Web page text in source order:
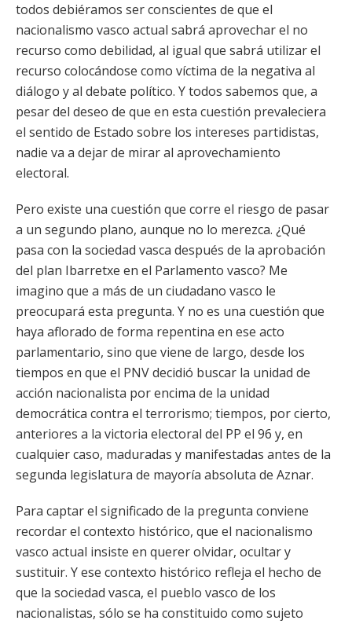
todos debiéramos ser conscientes de que el
nacionalismo vasco actual sabrá aprovechar el no
recurso como debilidad, al igual que sabrá utilizar el
recurso colocándose como víctima de la negativa al
diálogo y al debate político. Y todos sabemos que, a
pesar del deseo de que en esta cuestión prevaleciera
el sentido de Estado sobre los intereses partidistas,
nadie va a dejar de mirar al aprovechamiento
electoral.
Pero existe una cuestión que corre el riesgo de pasar
a un segundo plano, aunque no lo merezca. ¿Qué
pasa con la sociedad vasca después de la aprobación
del plan Ibarretxe en el Parlamento vasco? Me
imagino que a más de un ciudadano vasco le
preocupará esta pregunta. Y no es una cuestión que
haya aflorado de forma repentina en ese acto
parlamentario, sino que viene de largo, desde los
tiempos en que el PNV decidió buscar la unidad de
acción nacionalista por encima de la unidad
democrática contra el terrorismo; tiempos, por cierto,
anteriores a la victoria electoral del PP el 96 y, en
cualquier caso, maduradas y manifestadas antes de la
segunda legislatura de mayoría absoluta de Aznar.
Para captar el significado de la pregunta conviene
recordar el contexto histórico, que el nacionalismo
vasco actual insiste en querer olvidar, ocultar y
sustituir. Y ese contexto histórico refleja el hecho de
que la sociedad vasca, el pueblo vasco de los
nacionalistas, sólo se ha constituido como sujeto